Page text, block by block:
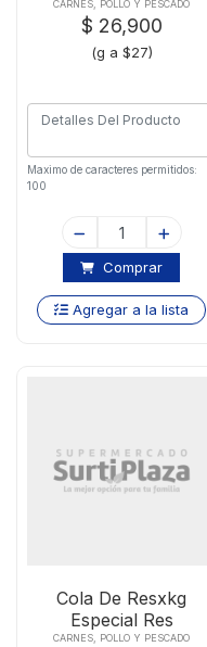
CARNES, POLLO Y PESCADO
$ 26,900
(g a $27)
Maximo de caracteres permitidos:
100
Comprar
Agregar a la lista
Cola De Resxkg
Especial Res
CARNES, POLLO Y PESCADO